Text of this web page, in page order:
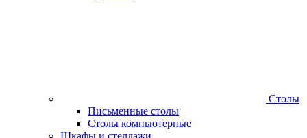
Столы
Письменные столы
Столы компьютерные
Шкафы и стеллажи